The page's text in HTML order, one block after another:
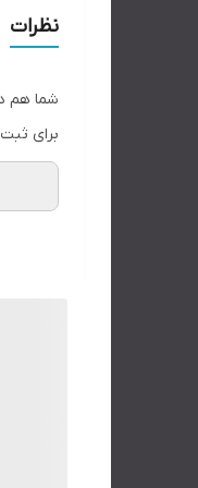
نظرات
شما هم
برای